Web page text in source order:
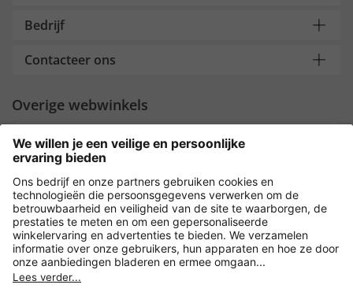
Bedrijf
Contacteer ons
Overige webwinkels
Nederland
Payment and Delivery
Versleuteling met